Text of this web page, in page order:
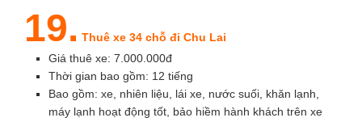
19. Thuê xe 34 chỗ đi Chu Lai
Giá thuê xe: 7.000.000đ
Thời gian bao gồm: 12 tiếng
Bao gồm: xe, nhiên liệu, lái xe, nước suối, khăn lạnh,
máy lạnh hoạt động tốt, bảo hiềm hành khách trên xe